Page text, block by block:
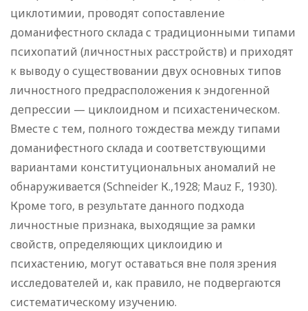
циклотимии, проводят сопоставление
доманифестного склада с традиционными типами
психопатий (личностных расстройств) и приходят
к выводу о существовании двух основных типов
личностного предрасположения к эндогенной
депрессии — циклоидном и психастеническом.
Вместе с тем, полного тождества между типами
доманифестного склада и соответствующими
вариантами конституциональных аномалий не
обнаруживается (Schneider К.,1928; Mauz F., 1930).
Кроме того, в результате данного подхода
личностные признака, выходящие за рамки
свойств, определяющих циклоидию и
психастению, могут оставаться вне поля зрения
исследователей и, как правило, не подвергаются
систематическому изучению.